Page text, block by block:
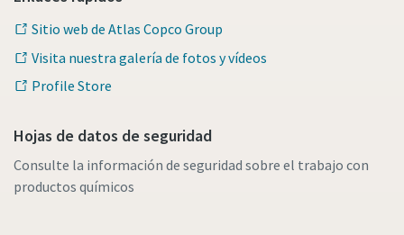
Sitio web de Atlas Copco Group
Visita nuestra galería de fotos y vídeos
Profile Store
Hojas de datos de seguridad
Consulte la información de seguridad sobre el trabajo con
productos químicos